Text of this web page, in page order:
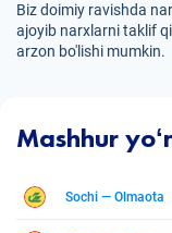
Biz doimiy ravishda
ajoyib narxlarni taklif
arzon bo'lishi mumkin.
Mashhur
Sochi — Olmaota